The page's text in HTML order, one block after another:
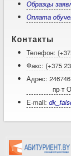
Образцы
Оплата
Контакты
Телефон:
Факс: (+375
Адрес:
пр-т
E-mail: